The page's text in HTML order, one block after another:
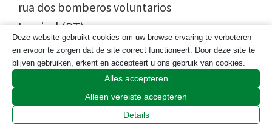
rua dos bomberos voluntarios
Lourical (PT)
Beantwoorden
Geef een reactie
Deze website gebruikt cookies om uw browse-ervaring te verbeteren
en ervoor te zorgen dat de site correct functioneert. Door deze site te
blijven gebruiken, erkent en accepteert u ons gebruik van cookies.
Alles accepteren
Alleen vereiste accepteren
Details